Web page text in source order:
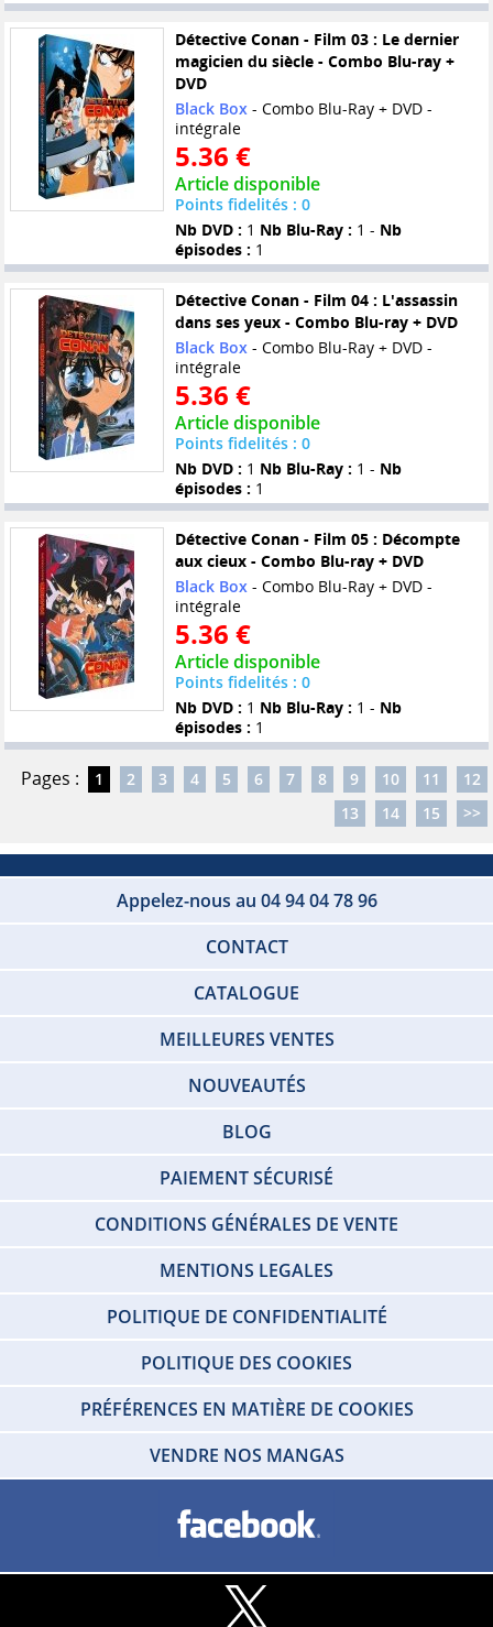
Détective Conan - Film 03 : Le dernier
magicien du siècle - Combo Blu-ray +
DVD
Black Box- Combo Blu-Ray + DVD -
intégrale
5.36 €
Article disponible
Points fidelités : 0
Nb DVD : 1 Nb Blu-Ray : 1 - Nb
épisodes : 1
Détective Conan - Film 04 : L'assassin
dans ses yeux - Combo Blu-ray + DVD
Black Box - Combo Blu-Ray + DVD -
intégrale
5.36 €
Article disponible
Points fidelités : 0
Nb DVD : 1 Nb Blu-Ray : 1 - Nb
épisodes : 1
Détective Conan - Film 05 : Décompte
aux cieux - Combo Blu-ray + DVD
Black Box - Combo Blu-Ray + DVD -
intégrale
5.36 €
Article disponible
Points fidelités : 0
Nb DVD : 1 Nb Blu-Ray : 1 - Nb
épisodes : 1
Pages : 1 2 3 4 5 6 7 8 9 10 11
12
13
14 15 >>
Appelez-nous au 04 94 04 78 96
CONTACT
CATALOGUE
MEILLEURES VENTES
NOUVEAUTÉS
BLOG
PAIEMENT SÉCURISÉ
CONDITIONS GÉNÉRALES DE VENTE
MENTIONS LEGALES
POLITIQUE DE CONFIDENTIALITÉ
POLITIQUE DES COOKIES
PRÉFÉRENCES EN MATIÈRE DE COOKIES
VENDRE NOS MANGAS